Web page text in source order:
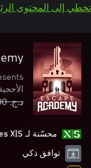
تخطي إلى المحتوى
د.ج.‏ 2.149,00
محسّنة لـ Xbox Series X|S
توافق ذكي